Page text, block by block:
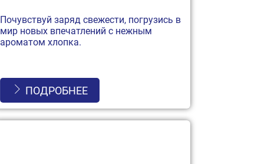
Почувствуй заряд свежести, погрузись в
мир новых впечатлений с нежным
ароматом хлопка.
ПОДРОБНЕЕ